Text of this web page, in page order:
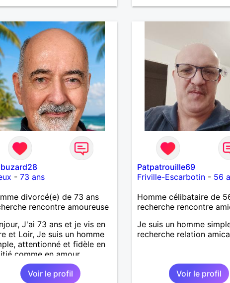
- 73 ans
divorcé(e) de 73 ans
rencontre amoureuse
J'ai 73 ans et je vis en
et Loir, Je suis un homme
attentionné et fidèle en
comme en amour.
les petits bonheurs
quotidien; une promenade,
Voir le profil
Patpatrouille69
Friville-Escarbotin - 56
Homme célibataire de
recherche rencontre
Je suis un homme
recherche relation
Voir le profil